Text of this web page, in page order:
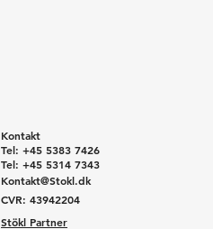
Kontakt
Tel: +45 5383 7426
Tel: +45 5314 7343
Kontakt@Stokl.dk
CVR: 43942204
Stökl Partner